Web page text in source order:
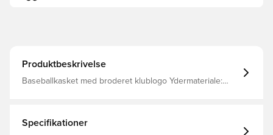
Produktbeskrivelse
Baseballkasket med broderet klublogo Ydermateriale:
Specifikationer